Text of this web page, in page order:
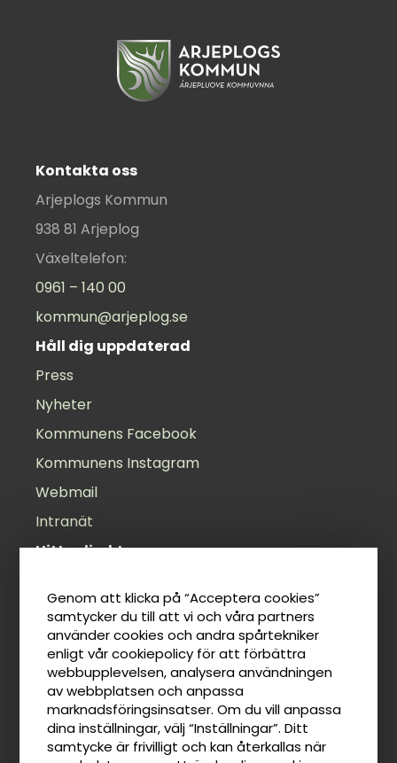
Genom att klicka på “Acceptera cookies”
samtycker du till att vi och våra partners
använder cookies och andra spårtekniker
enligt vår cookiepolicy för att förbättra
webbupplevelsen, analysera användningen
av webbplatsen och anpassa
marknadsföringsinsatser. Om du vill anpassa
dina inställningar, välj “Inställningar”. Ditt
samtycke är frivilligt och kan återkallas när
Kontakta oss
Arjeplogs Kommun
938 81 Arjeplog
Växeltelefon:
0961 – 140 00
kommun@arjeplog.se
Håll dig uppdaterad
Press
Nyheter
Kommunens Facebook
Kommunens Instagram
Webmail
Intranät
Hitta direkt
Felanmälan
Anslagstavla
Lediga jobb
Tillgänglighetsredogörelse
Taxor